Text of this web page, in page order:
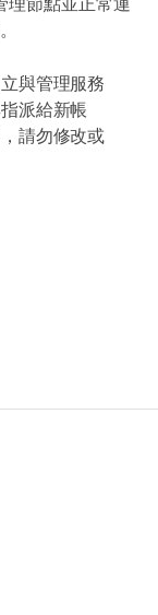
與管理服務
派給新帳
請勿修改或